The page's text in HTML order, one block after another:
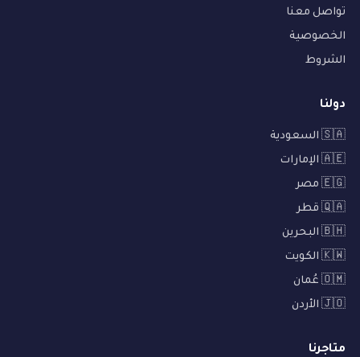
تواصل معنا
الخصوصية
الشروط
دولنا
🇸🇦 السعودية
🇦🇪 الإمارات
🇪🇬 مصر
🇶🇦 قطر
🇧🇭 البحرين
🇰🇼 الكويت
🇴🇲 عُمان
🇯🇴 الأردن
متاجرنا